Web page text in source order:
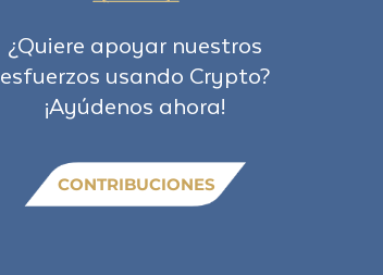
¿Quiere apoyar nuestros
esfuerzos usando Crypto?
¡Ayúdenos ahora!
CONTRIBUCIONES